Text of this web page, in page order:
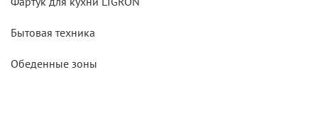
Бытовая техника
Обеденные зоны